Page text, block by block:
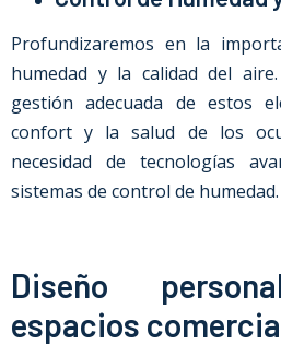
Profundizaremos en la
humedad y la calidad del
gestión adecuada de estos
confort y la salud de los
necesidad de tecnologías
sistemas de control de humedad.
Diseño
espacios